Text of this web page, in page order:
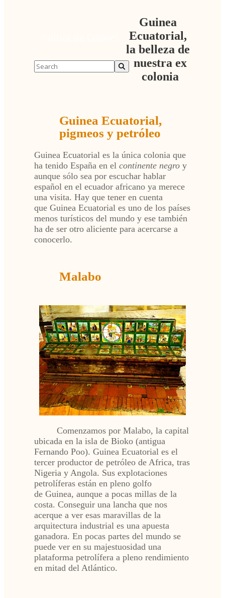
Guinea
Ecuatorial,
la belleza de
nuestra ex
colonia
Guinea Ecuatorial,
pigmeos y petróleo
Guinea Ecuatorial es la única colonia que
ha tenido España en el continente negro y
aunque sólo sea por escuchar hablar
español en el ecuador africano ya merece
una visita. Hay que tener en cuenta
que Guinea Ecuatorial es uno de los países
menos turísticos del mundo y ese también
ha de ser otro aliciente para acercarse a
conocerlo.
Malabo
Comenzamos por Malabo, la capital
ubicada en la isla de Bioko (antigua
Fernando Poo). Guinea Ecuatorial es el
tercer productor de petróleo de Africa, tras
Nigeria y Angola. Sus explotaciones
petrolíferas están en pleno golfo
de Guinea, aunque a pocas millas de la
costa. Conseguir una lancha que nos
acerque a ver esas maravillas de la
arquitectura industrial es una apuesta
ganadora. En pocas partes del mundo se
puede ver en su majestuosidad una
plataforma petrolífera a pleno rendimiento
en mitad del Atlántico.